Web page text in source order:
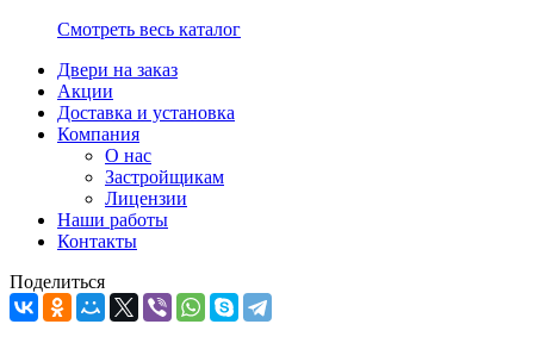
Смотреть весь каталог
Двери на заказ
Акции
Доставка и установка
Компания
О нас
Застройщикам
Лицензии
Наши работы
Контакты
Поделиться